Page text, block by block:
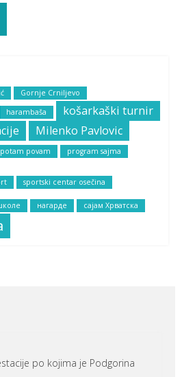
Gornje Crniljevo
harambaša
košarkaški turnir
Milenko Pavlovic
potam povam program sajma
sportski centar osečina
нагарде сајам Хрватска
po kojima je Podgorina